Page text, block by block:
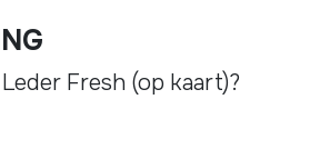
Fresh (op kaart)?